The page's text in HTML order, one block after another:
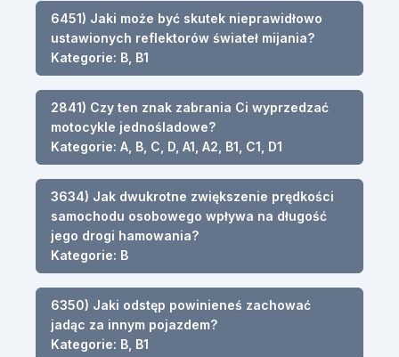
6451) Jaki może być skutek nieprawidłowo
ustawionych reflektorów świateł mijania?
Kategorie: B, B1
2841) Czy ten znak zabrania Ci wyprzedzać
motocykle jednośladowe?
Kategorie: A, B, C, D, A1, A2, B1, C1, D1
3634) Jak dwukrotne zwiększenie prędkości
samochodu osobowego wpływa na długość
jego drogi hamowania?
Kategorie: B
6350) Jaki odstęp powinieneś zachować
jadąc za innym pojazdem?
Kategorie: B, B1